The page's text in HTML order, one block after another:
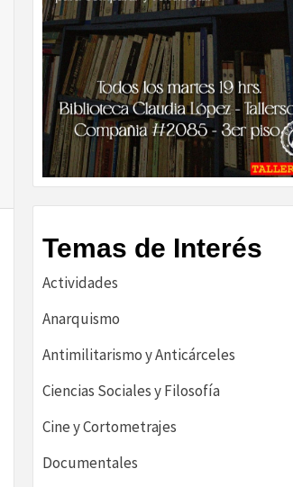
Temas de Interés
Actividades
Anarquismo
Antimilitarismo y Anticárceles
Ciencias Sociales y Filosofía
Cine y Cortometrajes
Documentales